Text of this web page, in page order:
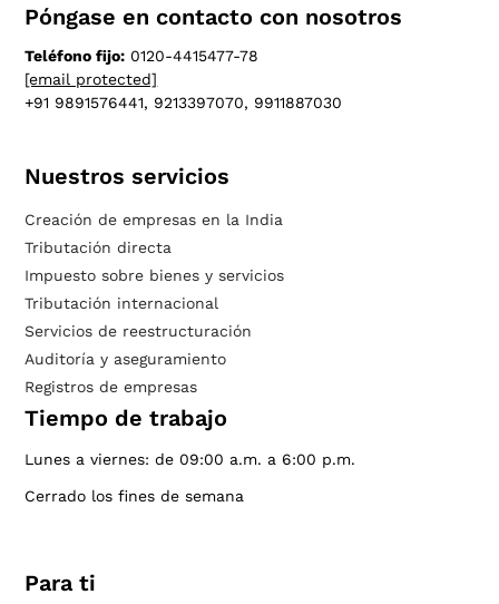
Póngase en contacto con nosotros
Teléfono fijo: 0120-4415477-78
[email protected]
+91 9891576441, 9213397070, 9911887030
Nuestros servicios
Creación de empresas en la India
Tributación directa
Impuesto sobre bienes y servicios
Tributación internacional
Servicios de reestructuración
Auditoría y aseguramiento
Registros de empresas
Tiempo de trabajo
Lunes a viernes: de 09:00 a.m. a 6:00 p.m.
Cerrado los fines de semana
Para ti